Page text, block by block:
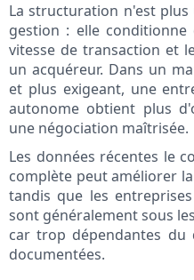
La structuration n'est
gestion : elle conditionne
vitesse de transaction et
un acquéreur. Dans un
et plus exigeant, une
autonome obtient plus
une négociation maîtrisée.
Les données récentes le
complète peut améliorer
tandis que les
sont généralement sous
car trop dépendantes du
documentées.